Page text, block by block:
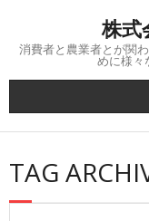
content
株式
消費者と農業者とが関
めに様々
TAG